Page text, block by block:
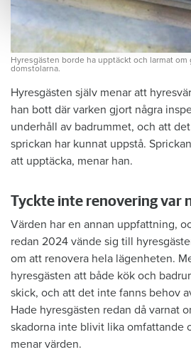
Hyresgästen borde ha upptäckt och larmat
domstolarna.
Hyresgästen själv menar att
han bott där varken gjort några
underhåll av badrummet, och att
sprickan har kunnat uppstå.
att upptäcka, menar han.
Tyckte inte renovering var
Värden har en annan uppfattning,
redan 2024 vände sig till
om att renovera hela lägenheten.
hyresgästen att både kök och
skick, och att det inte fanns behov
Hade hyresgästen redan då varnat
skadorna inte blivit lika omfattande
menar värden.